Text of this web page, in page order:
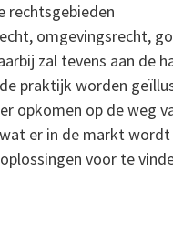
rechtsgebieden
omgevingsrecht,
zal tevens aan de
praktijk worden
opkomen op de weg
er in de markt
voor te